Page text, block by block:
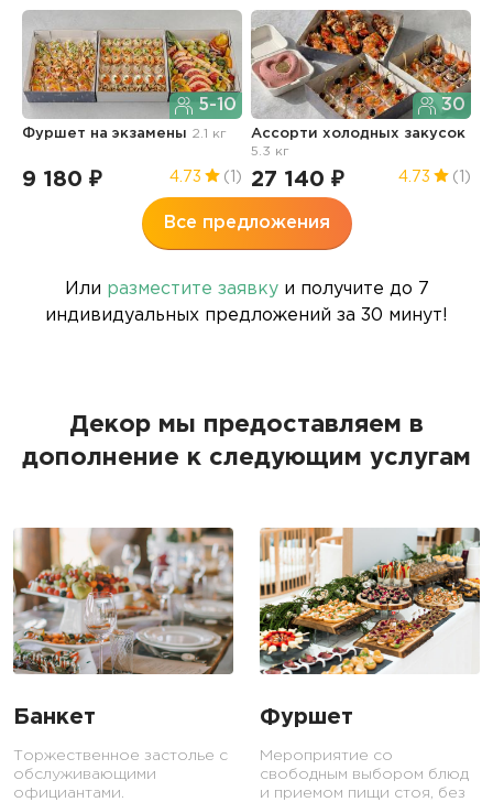
5-10
Фуршет на экзамены 2.1 кг
9 180 ₽ 4.73 (1)
30
Ассорти холодных закусок
5.3 кг
27 140 ₽ 4.73 (1)
Все предложения
Или разместите заявкуи получите до 7
индивидуальных предложений за 30 минут!
Декор мы предоставляем в
дополнение к следующим услугам
Банкет
Торжественное застолье с
обслуживающими
официантами.
Фуршет
Мероприятие со
свободным выбором блюд
и приемом пищи стоя, без